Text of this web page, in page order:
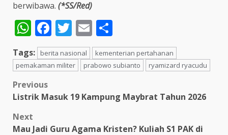
berwibawa. (*SS/Red)
WhatsApp
Facebook
Twitter
Email
Tags: berita nasional
kementerian pertahanan
pemakaman militer
prabowo subianto ryamizard ryacudu
Post
Previous
Listrik Masuk 19 Kampung Maybrat Tahun 2026
Next
Mau Jadi Guru Agama Kristen? Kuliah S1 PAK di